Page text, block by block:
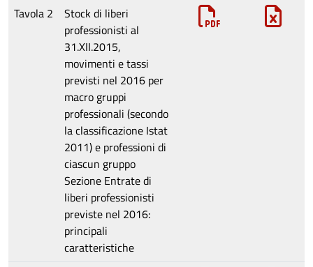
Tavola 2
Stock di liberi
professionisti al
31.XII.2015,
movimenti e tassi
previsti nel 2016 per
macro gruppi
professionali (secondo
la classificazione Istat
2011) e professioni di
ciascun gruppo
Sezione Entrate di
liberi professionisti
previste nel 2016:
principali
caratteristiche